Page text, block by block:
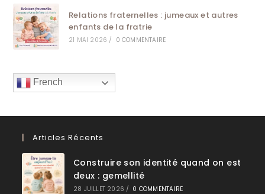
Relations fraternelles : jumeaux et autres
enfants de la fratrie
21 MAI 2026 / 0 COMMENTAIRE
French
Articles Récents
Construire son identité quand on est
deux : gemellité
28 JUILLET 2026 / 0 COMMENTAIRE